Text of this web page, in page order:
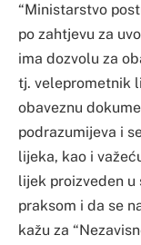
“Ministarstvo
po zahtjevu za
ima dozvolu za
tj. veleprometnik
obaveznu
podrazumijeva i
lijeka, kao i
lijek proizveden
praksom i da se
kažu za